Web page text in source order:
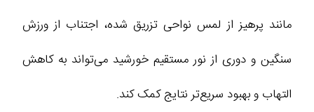
مانند پرهیز از لمس نواحی تزریق‌ شده، اجتناب از ورزش
سنگین و دوری از نور مستقیم خورشید می‌تواند به کاهش
التهاب و بهبود سریع‌تر نتایج کمک کند.